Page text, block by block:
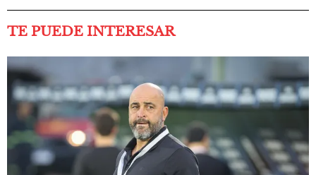
TE PUEDE INTERESAR